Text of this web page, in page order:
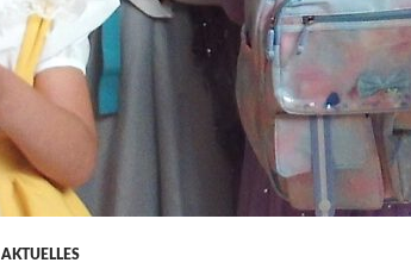
AKTUELLES